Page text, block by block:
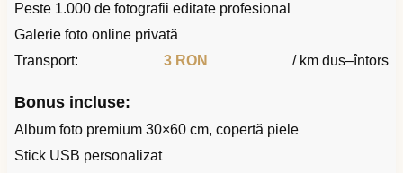
Peste 1.000 de fotografii editate profesional
Galerie foto online privată
Transport:
3 RON / km dus–întors
Bonus incluse:
Album foto premium 30×60 cm, copertă piele
Stick USB personalizat